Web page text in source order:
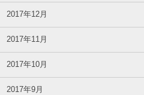
2017年12月
2017年11月
2017年10月
2017年9月